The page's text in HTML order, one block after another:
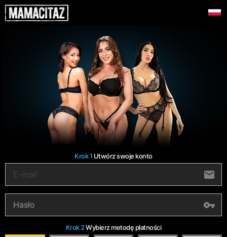
Krok 1 Utwórz swoje konto
Krok 2Wybierz metodę płatności